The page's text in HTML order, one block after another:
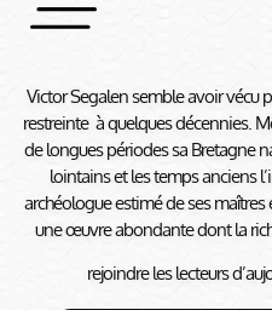
Victor Segalen semble avoir vécu
restreinte à quelques décennies.
de longues périodes sa Bretagne
lointains et les temps anciens
archéologue estimé de ses
une œuvre abondante dont la
rejoindre les lecteurs